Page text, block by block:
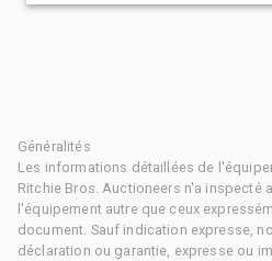
Généralités
Les informations détaillées de
Ritchie Bros. Auctioneers n'a inspecté
l'équipement autre que ceux
document. Sauf indication expresse,
déclaration ou garantie, expresse ou